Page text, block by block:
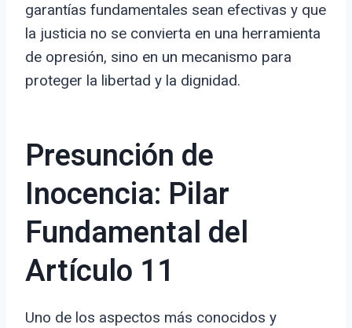
garantías fundamentales sean efectivas y que
la justicia no se convierta en una herramienta
de opresión, sino en un mecanismo para
proteger la libertad y la dignidad.
Presunción de
Inocencia: Pilar
Fundamental del
Artículo 11
Uno de los aspectos más conocidos y